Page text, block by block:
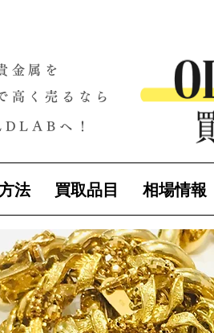
金属を
高く売るなら
へ！
法 買取品目 相場情報